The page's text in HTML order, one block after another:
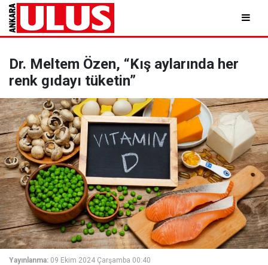
Dr. Meltem Özen, “Kış aylarında her
renk gıdayı tüketin”
Yayınlanma: 09 Ekim 2024 Çarşamba 00:40